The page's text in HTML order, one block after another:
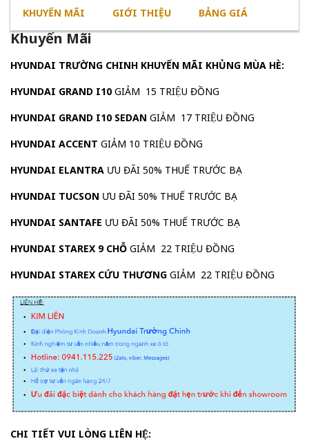
KHUYẾN MÃI GIỚI THIỆU BẢNG GIÁ
Khuyến Mãi
HYUNDAI TRƯỜNG CHINH KHUYẾN MÃI KHỦNG MÙA HÈ:
HYUNDAI GRAND I10 GIẢM 15 TRIỆU ĐỒNG
HYUNDAI GRAND I10 SEDAN GIẢM 17 TRIỆU ĐỒNG
HYUNDAI ACCENT GIẢM 10 TRIỆU ĐỒNG
HYUNDAI ELANTRA ƯU ĐÃI 50% THUẾ TRƯỚC BẠ
HYUNDAI TUCSON ƯU ĐÃI 50% THUẾ TRƯỚC BẠ
HYUNDAI SANTAFE ƯU ĐÃI 50% THUẾ TRƯỚC BẠ
HYUNDAI STAREX 9 CHỖ GIẢM 22 TRIỆU ĐỒNG
HYUNDAI STAREX CỨU THƯƠNG GIẢM 22 TRIỆU ĐỒNG
CHI TIẾT VUI LÒNG LIÊN HỆ: